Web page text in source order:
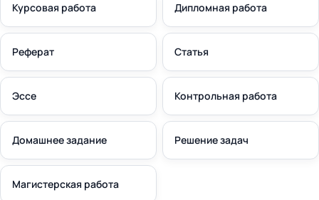
Курсовая работа Дипломная работа
Реферат Статья
Эссе Контрольная работа
Домашнее задание Решение задач
Магистерская работа